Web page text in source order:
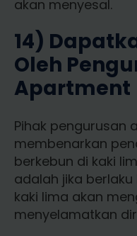
akan menyesal.
14)
Oleh
Apartment
Pihak pengurusan
membenarkan
berkebun di kaki
adalah jika
kaki lima akan
menyelamatkan